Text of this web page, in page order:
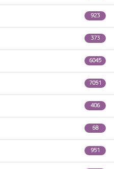
923
373
6045
7051
406
68
951